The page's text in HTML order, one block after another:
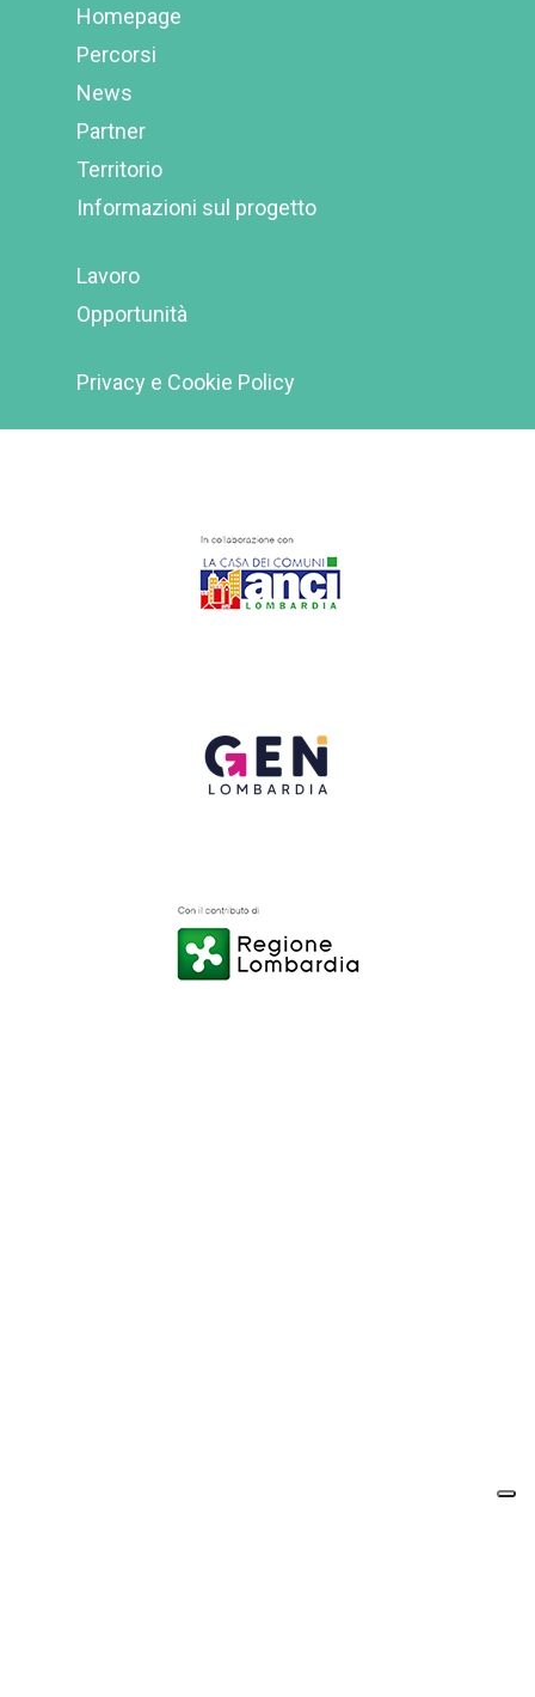
Homepage
Percorsi
News
Partner
Territorio
Informazioni sul progetto
Lavoro
Opportunità
Privacy e Cookie Policy